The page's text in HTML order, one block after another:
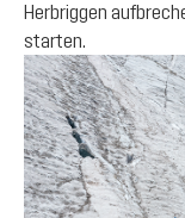
Herbriggen
starten.